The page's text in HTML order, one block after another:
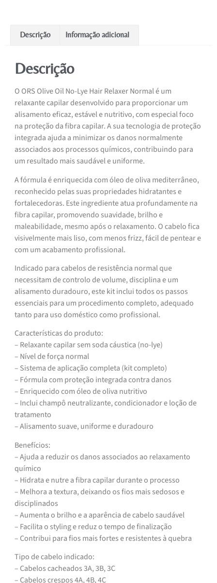
Descrição Informação adicional
Descrição
O ORS Olive Oil No-Lye Hair Relaxer Normal é um
relaxante capilar desenvolvido para proporcionar um
alisamento eficaz, estável e nutritivo, com especial foco
na proteção da fibra capilar. A sua tecnologia de proteção
integrada ajuda a minimizar os danos normalmente
associados aos processos químicos, contribuindo para
um resultado mais saudável e uniforme.
A fórmula é enriquecida com óleo de oliva mediterrâneo,
reconhecido pelas suas propriedades hidratantes e
fortalecedoras. Este ingrediente atua profundamente na
fibra capilar, promovendo suavidade, brilho e
maleabilidade, mesmo após o relaxamento. O cabelo fica
visivelmente mais liso, com menos frizz, fácil de pentear e
com um acabamento profissional.
Indicado para cabelos de resistência normal que
necessitam de controlo de volume, disciplina e um
alisamento duradouro, este kit inclui todos os passos
essenciais para um procedimento completo, adequado
tanto para uso doméstico como profissional.
Características do produto:
– Relaxante capilar sem soda cáustica (no-lye)
– Nível de força normal
– Sistema de aplicação completa (kit completo)
– Fórmula com proteção integrada contra danos
– Enriquecido com óleo de oliva nutritivo
– Inclui champô neutralizante, condicionador e loção de
tratamento
– Alisamento suave, uniforme e duradouro
Benefícios:
– Ajuda a reduzir os danos associados ao relaxamento
químico
– Hidrata e nutre a fibra capilar durante o processo
– Melhora a textura, deixando os fios mais sedosos e
disciplinados
– Aumenta o brilho e a aparência de cabelo saudável
– Facilita o styling e reduz o tempo de finalização
– Contribui para fios mais fortes e resistentes à quebra
Tipo de cabelo indicado:
– Cabelos cacheados 3A, 3B, 3C
– Cabelos crespos 4A, 4B, 4C